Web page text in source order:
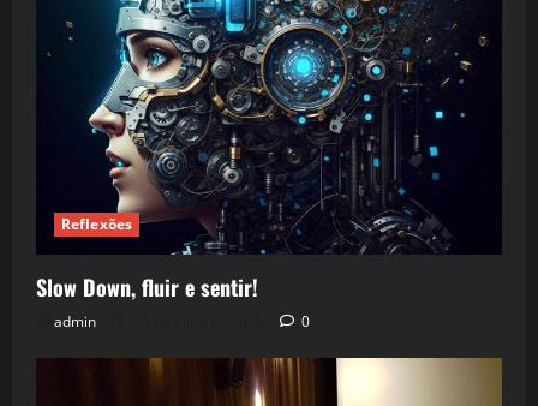
Reflexões
Slow Down, fluir e sentir!
admin 0